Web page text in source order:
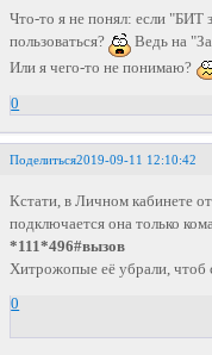
Что-то я не понял: если "БИТ
пользоваться?
Ведь на
Или я чего-то не понимаю?
0
Поделиться2019-09-11 12:10:42
Кстати, в Личном кабинете
подключается она только
*111*496#вызов
Хитрожопые её убрали, чтоб
0